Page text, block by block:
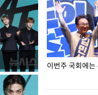
·사과…"국가
이번주 국회에